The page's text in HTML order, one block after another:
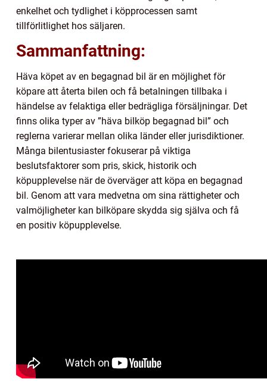
enkelhet och tydlighet i köpprocessen samt
tillförlitlighet hos säljaren.
Sammanfattning:
Häva köpet av en begagnad bil är en möjlighet för
köpare att återta bilen och få betalningen tillbaka i
händelse av felaktiga eller bedrägliga försäljningar. Det
finns olika typer av ”häva bilköp begagnad bil” och
reglerna varierar mellan olika länder eller jurisdiktioner.
Många bilentusiaster fokuserar på viktiga
beslutsfaktorer som pris, skick, historik och
köpupplevelse när de överväger att köpa en begagnad
bil. Genom att vara medvetna om sina rättigheter och
valmöjligheter kan bilköpare skydda sig själva och få
en positiv köpupplevelse.